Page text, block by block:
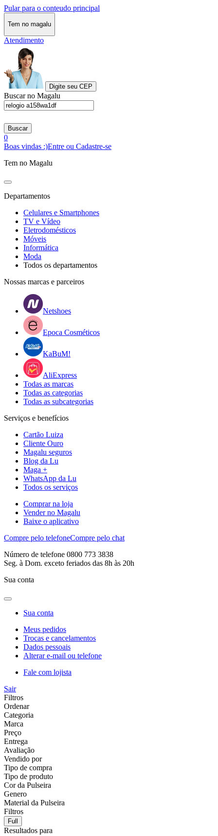
Pular para o conteudo principal
Tem no magalu
Atendimento
Digite seu CEP
Buscar no Magalu
Buscar
0
Boas vindas :)Entre ou Cadastre-se
Tem no Magalu
Departamentos
Celulares e Smartphones
TV e Vídeo
Eletrodomésticos
Móveis
Informática
Moda
Todos os departamentos
Nossas marcas e parceiros
Netshoes
Epoca Cosméticos
KaBuM!
AliExpress
Todas as marcas
Todas as categorias
Todas as subcategorias
Serviços e benefícios
Cartão Luiza
Cliente Ouro
Magalu seguros
Blog da Lu
Maga +
WhatsApp da Lu
Todos os serviços
Comprar na loja
Vender no Magalu
Baixe o aplicativo
Compre pelo telefoneCompre pelo chat
Número de telefone 0800 773 3838
Seg. à Dom. exceto feriados das 8h às 20h
Sua conta
Sua conta
Meus pedidos
Trocas e cancelamentos
Dados pessoais
Alterar e-mail ou telefone
Fale com lojista
Sair
Filtros
Ordenar
Categoria
Marca
Preço
Entrega
Avaliação
Vendido por
Tipo de compra
Tipo de produto
Cor da Pulseira
Genero
Material da Pulseira
Filtros
Full
Resultados para